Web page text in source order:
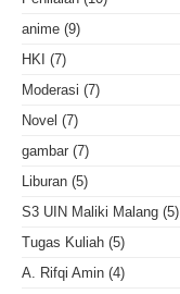
anime (9)
HKI (7)
Moderasi (7)
Novel (7)
gambar (7)
Liburan (5)
S3 UIN Maliki Malang (5)
Tugas Kuliah (5)
A. Rifqi Amin (4)